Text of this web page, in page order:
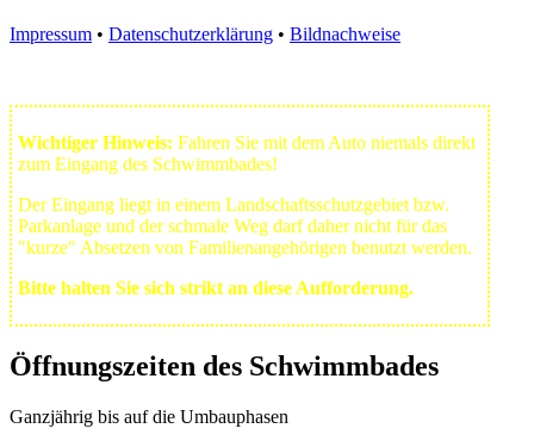
Impressum • Datenschutzerklärung • Bildnachweise
Wichtiger Hinweis: Fahren Sie mit dem Auto niemals direkt
zum Eingang des Schwimmbades!
Der Eingang liegt in einem Landschafts­schutzgebiet bzw.
Park­anlage und der schmale Weg darf daher nicht für das
"kurze" Absetzen von Familienangehörigen benutzt werden.
Bitte halten Sie sich strikt an diese Aufforderung.
Öffnungszeiten des Schwimmbades
Ganzjährig bis auf die Umbauphasen